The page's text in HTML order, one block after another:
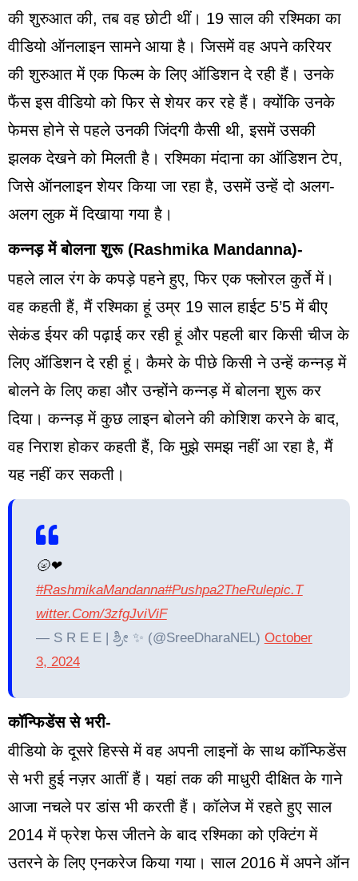
की शुरुआत की, तब वह छोटी थीं। 19 साल की रश्मिका का
वीडियो ऑनलाइन सामने आया है। जिसमें वह अपने करियर
की शुरुआत में एक फिल्म के लिए ऑडिशन दे रही हैं। उनके
फैंस इस वीडियो को फिर से शेयर कर रहे हैं। क्योंकि उनके
फेमस होने से पहले उनकी जिंदगी कैसी थी, इसमें उसकी
झलक देखने को मिलती है। रश्मिका मंदाना का ऑडिशन टेप,
जिसे ऑनलाइन शेयर किया जा रहा है, उसमें उन्हें दो अलग-
अलग लुक में दिखाया गया है।
कन्नड़ में बोलना शुरू (Rashmika Mandanna)-
पहले लाल रंग के कपड़े पहने हुए, फिर एक फ्लोरल कुर्ते में।
वह कहती हैं, मैं रश्मिका हूं उम्र 19 साल हाईट 5’5 में बीए
सेकंड ईयर की पढ़ाई कर रही हूं और पहली बार किसी चीज के
लिए ऑडिशन दे रही हूं। कैमरे के पीछे किसी ने उन्हें कन्नड़ में
बोलने के लिए कहा और उन्होंने कन्नड़ में बोलना शुरू कर
दिया। कन्नड़ में कुछ लाइन बोलने की कोशिश करने के बाद,
वह निराश होकर कहती हैं, कि मुझे समझ नहीं आ रहा है, मैं
यह नहीं कर सकती।
🌝❤
#RashmikaMandanna#Pushpa2TheRulePic.t
Witter.com/3zfgJviViF
— S R E E | ಶ್ರೀ ✨ (@SreeDharaNEL) October
3, 2024
कॉन्फिडेंस से भरी-
वीडियो के दूसरे हिस्से में वह अपनी लाइनों के साथ कॉन्फिडेंस
से भरी हुई नज़र आतीं हैं। यहां तक की माधुरी दीक्षित के गाने
आजा नचले पर डांस भी करती हैं। कॉलेज में रहते हुए साल
2014 में फ्रेश फेस जीतने के बाद रश्मिका को एक्टिंग में
उतरने के लिए एनकरेज किया गया। साल 2016 में अपने ऑन